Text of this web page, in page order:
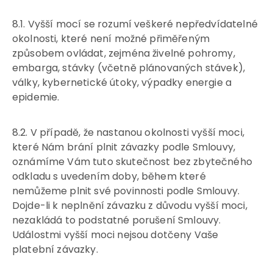
8.1. Vyšší mocí se rozumí veškeré nepředvídatelné
okolnosti, které není možné přiměřeným
způsobem ovládat, zejména živelné pohromy,
embarga, stávky (včetně plánovaných stávek),
války, kybernetické útoky, výpadky energie a
epidemie.
8.2. V případě, že nastanou okolnosti vyšší moci,
které Nám brání plnit závazky podle Smlouvy,
oznámíme Vám tuto skutečnost bez zbytečného
odkladu s uvedením doby, během které
nemůžeme plnit své povinnosti podle Smlouvy.
Dojde-li k neplnění závazku z důvodu vyšší moci,
nezakládá to podstatné porušení Smlouvy.
Událostmi vyšší moci nejsou dotčeny Vaše
platební závazky.